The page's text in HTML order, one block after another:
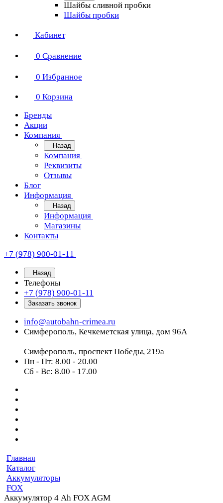
Шайбы сливной пробки
Шайбы пробки
Кабинет
0 Сравнение
0 Избранное
0 Корзина
Бренды
Акции
Компания
Назад
Компания
Реквизиты
Отзывы
Блог
Информация
Назад
Информация
Магазины
Контакты
+7 (978) 900-01-11
Назад
Телефоны
+7 (978) 900-01-11
Заказать звонок
info@autobahn-crimea.ru
Симферополь, Кечкеметская улица, дом 96А
Симферополь, проспект Победы, 219а
Пн - Пт: 8.00 - 20.00
Сб - Вс: 8.00 - 17.00
Главная
Каталог
Аккумуляторы
FOX
Аккумулятор 4 Ah FOX AGM